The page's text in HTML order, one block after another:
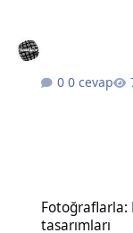
0 cevap
Fotoğraflarla:
tasarımları